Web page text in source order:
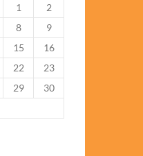
1
2
8
9
15
16
22
23
29
30